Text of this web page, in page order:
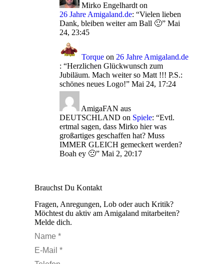
Mirko Engelhardt on
26 Jahre Amigaland.de: “Vielen lieben
Dank, bleiben weiter am Ball 🙂” Mai
24, 23:45
Torque on 26 Jahre Amigaland.de
: “Herzlichen Glückwunsch zum
Jubiläum. Mach weiter so Matt !!! P.S.:
schönes neues Logo!” Mai 24, 17:24
AmigaFAN aus
DEUTSCHLAND on Spiele: “Evtl.
ertmal sagen, dass Mirko hier was
großartiges geschaffen hat? Muss
IMMER GLEICH gemeckert werden?
Boah ey 🙁” Mai 2, 20:17
Brauchst Du Kontakt
Fragen, Anregungen, Lob oder auch Kritik?
Möchtest du aktiv am Amigaland mitarbeiten?
Melde dich.
Name *
E-Mail *